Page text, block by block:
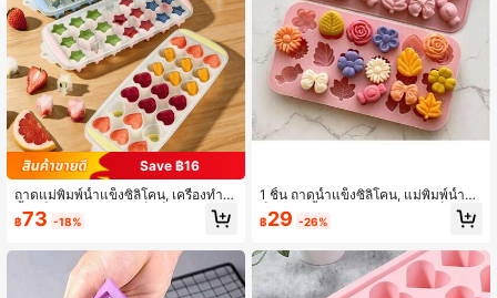
4.92 19K ผู้ติดตาม
Save ฿16
ถาดแม่พิมพ์น้ำแข็งซิลิโคน, เครื่องทำ
น้ำแข็งสุขภาพ & แช่แข็งเร็ว, รูปทรงหัว
ใจ & ดาวน่ารักหลายแบบ & สีมาการอง
ได้, เหมาะสำหรับตู้เย็นที่บ้าน, ค็อกเทล,
วิสกี้, เครื่องดื่มผลไม้, การเตรียมเครื่องดื่
มเย็นประจำวัน
฿73 -18%
1 ชิ้น ถาดน้ำแข็งซิลิโคน, แม่พิมพ์น้ำแ
ข็งนุ่มใช้ซ้ำได้, เหมาะสำหรับตู้เย็นและ
การทำความสะอาดเครื่องล้างจาน, เหม
วัน
฿29 -26%